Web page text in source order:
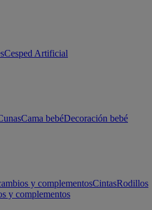
Cesped Artificial
Cama bebéDecoración bebé
y complementosCintasRodillos
y complementos